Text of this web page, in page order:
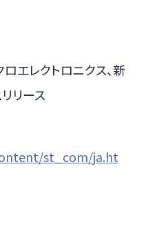
エレクトロニクス、新
リース
st_com/ja.ht